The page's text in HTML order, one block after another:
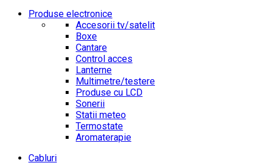
Produse electronice
Accesorii tv/satelit
Boxe
Cantare
Control acces
Lanterne
Multimetre/testere
Produse cu LCD
Sonerii
Statii meteo
Termostate
Aromaterapie
Cabluri